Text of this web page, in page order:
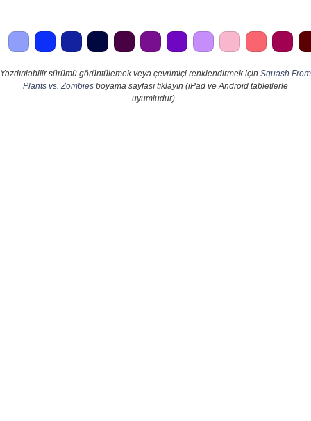
Yazdırılabilir sürümü görüntülemek veya çevrimiçi renklendirmek için Squash From
Plants vs. Zombies boyama sayfası tıklayın (iPad ve Android tabletlerle
uyumludur).